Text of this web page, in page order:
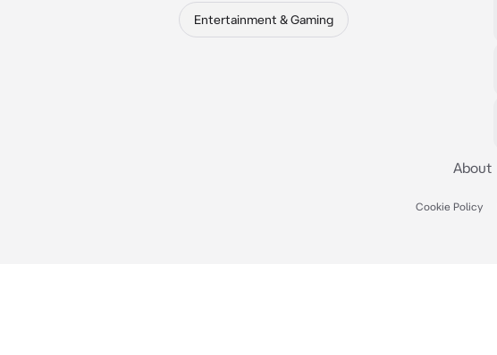
Entertainment & Gaming
About
Cookie Policy